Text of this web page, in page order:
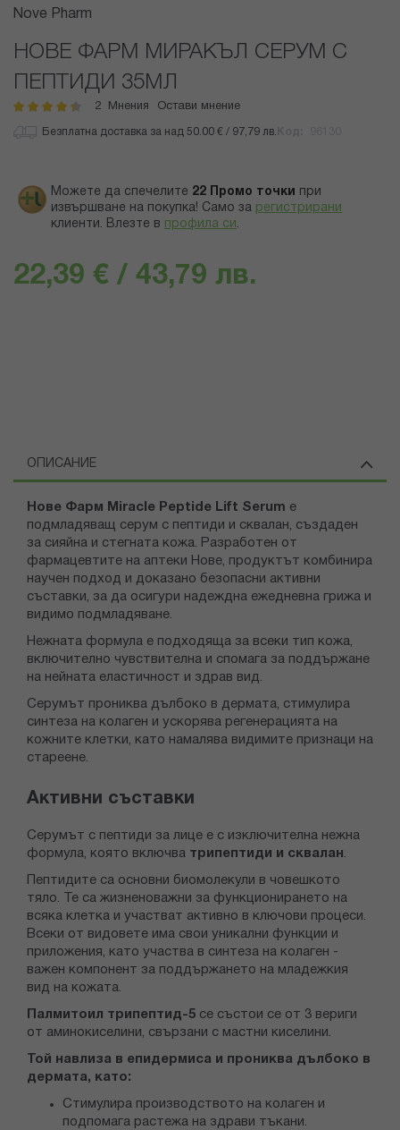
Преминете
началото
галерия
със
Nove Pharm
НОВЕ ФАРМ МИРАКЪЛ СЕРУМ С
ПЕПТИДИ 35МЛ
рейтинг:
2 Мнения Остави мнение
Безплатна доставка за над 50.00 € / 97,79 лв.
Можете да спечелите 22 Промо точки
при
извършване на покупка! Само за регистрирани
клиенти. Влезте в профила си .
22,39 € / 43,79 лв.
ОПИСАНИЕ
Нове Фарм Miracle Peptide Lift Serum е
подмладяващ серум с пептиди и сквалан, създаден
за сияйна и стегната кожа. Разработен от
фармацевтите на аптеки Нове, продуктът комбинира
научен подход и доказано безопасни активни
съставки, за да осигури надеждна ежедневна грижа и
видимо подмладяване.
Нежната формула е подходяща за всеки тип кожа,
включително чувствителна и спомага за поддържане
на нейната еластичност и здрав вид.
Серумът прониква дълбоко в дермата, стимулира
синтеза на колаген и ускорява регенерацията на
кожните клетки, като намалява видимите признаци на
стареене.
Активни съставки
Серумът с пептиди за лице е с изключителна нежна
формула, която включва трипептиди и сквалан.
Пептидите са основни биомолекули в човешкото
тяло. Те са жизненоважни за функционирането на
всяка клетка и участват активно в ключови процеси.
Всеки от видовете има свои уникални функции и
приложения, като участва в синтеза на колаген -
важен компонент за поддържането на младежкия
вид на кожата.
Палмитоил трипептид-5 се състои се от 3 вериги
от аминокиселини, свързани с мастни киселини.
Той навлиза в епидермиса и прониква дълбоко в
дермата, като:
Стимулира производството на колаген и
подпомага растежа на здрави тъкани.